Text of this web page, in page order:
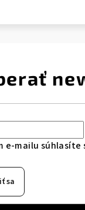
e-mailu súhlasíte
sa